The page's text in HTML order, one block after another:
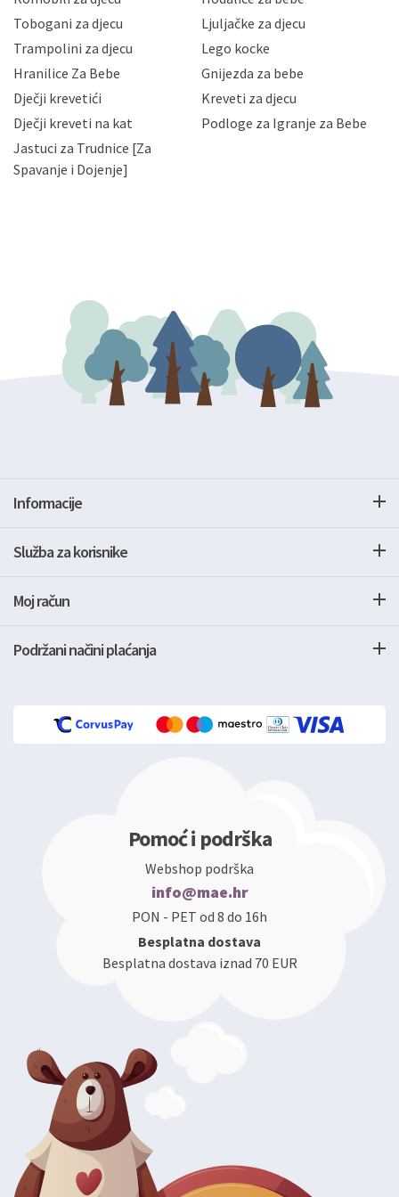
Vaših osobnih podataka te omogućava pristup i
priopćavanje osobnih podataka samo onim svojim
zaposlenicima kojima su isti potrebni radi provedbe
slučajevima koji su dozvoljeni zakonima. Napominjemo
da možete u svako doba, u potpunosti ili djelomice,
zatražiti prestanak aktivnosti obrade Vaših osobnih
podataka. Opoziv privole možete podnijeti poštom na
gore navedenu adresu ili e-mailom na adresu:
Tobogani za djecu
Ljuljačke za djecu
Trampolini za djecu
Lego kocke
Hranilice Za Bebe
Gnijezda za bebe
Dječji krevetići
Kreveti za djecu
Dječji kreveti na kat
Podloge za Igranje za Bebe
Jastuci za Trudnice [Za
Spavanje i Dojenje]
Informacije
Služba za korisnike
Moj račun
Podržani načini plaćanja
Pomoć i podrška
Webshop podrška
info@mae.hr
PON - PET od 8 do 16h
Besplatna dostava
Besplatna dostava iznad 70 EUR